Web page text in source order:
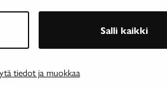
Salli kaikki
tiedot ja muokkaa
tai nuoruudessa alkava
yleensä nopeammin ja
mittaan raskaamman...
TILAAJILLE